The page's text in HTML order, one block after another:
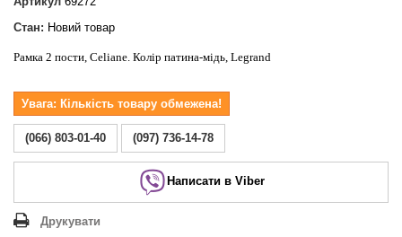
Стан: Новий товар
Рамка 2 пости, Celiane. Колір патина-мідь, Legrand
Увага: Кількість товару обмежена!
(066) 803-01-40 (097) 736-14-78
Написати в Viber
Друкувати